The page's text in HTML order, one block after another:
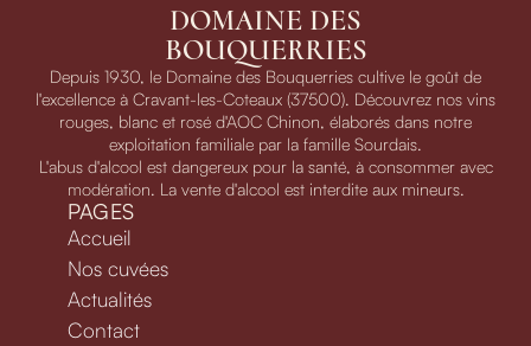
DOMAINE DES
BOUQUERRIES
Depuis 1930, le Domaine des Bouquerries cultive le goût de
l'excellence à Cravant-les-Coteaux (37500). Découvrez nos vins
rouges, blanc et rosé d'AOC Chinon, élaborés dans notre
exploitation familiale par la famille Sourdais.
L'abus d'alcool est dangereux pour la santé, à consommer avec
modération. La vente d'alcool est interdite aux mineurs.
PAGES
Accueil
Nos cuvées
Actualités
Contact